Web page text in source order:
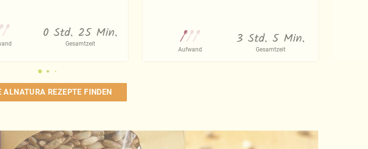
0 Std. 25 Min.
Gesamtzeit
Aufwand
3 Std. 5 Min.
Gesamtzeit
ALNATURA REZEPTE FINDEN